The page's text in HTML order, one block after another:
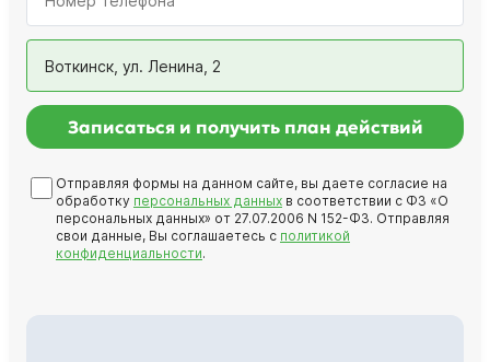
Воткинск, ул. Ленина, 2
Записаться и получить план действий
Отправляя формы на данном сайте, вы даете согласие на
обработку персональных данных в соответствии с ФЗ «О
персональных данных» от 27.07.2006 N 152-ФЗ. Отправляя
свои данные, Вы соглашаетесь с политикой
конфиденциальности.